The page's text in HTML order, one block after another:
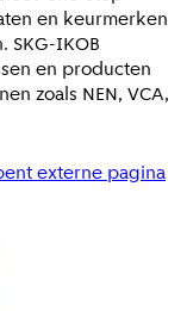
en keurmerken
SKG-IKOB
en producten
zoals NEN, VCA,
externe pagina